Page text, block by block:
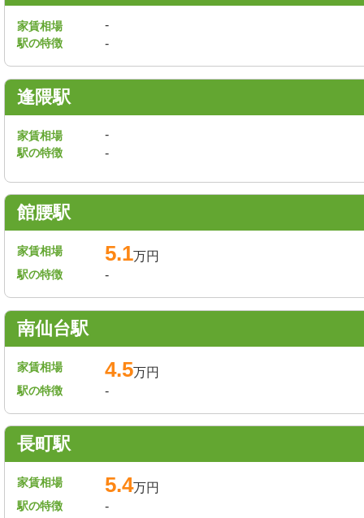
家賃相場 -
駅の特徴 -
逢隈駅
家賃相場 -
駅の特徴 -
館腰駅
家賃相場 5.1万円
駅の特徴 -
南仙台駅
家賃相場 4.5万円
駅の特徴 -
長町駅
家賃相場 5.4万円
駅の特徴 -